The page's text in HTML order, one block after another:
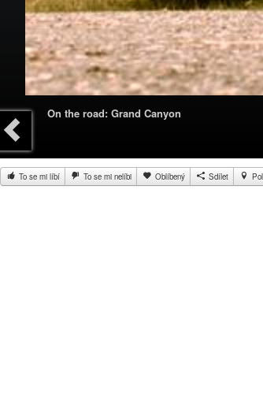
On the road: Grand Canyon
To se mi líbí To se mi nelíbi Oblíbený Sdílet